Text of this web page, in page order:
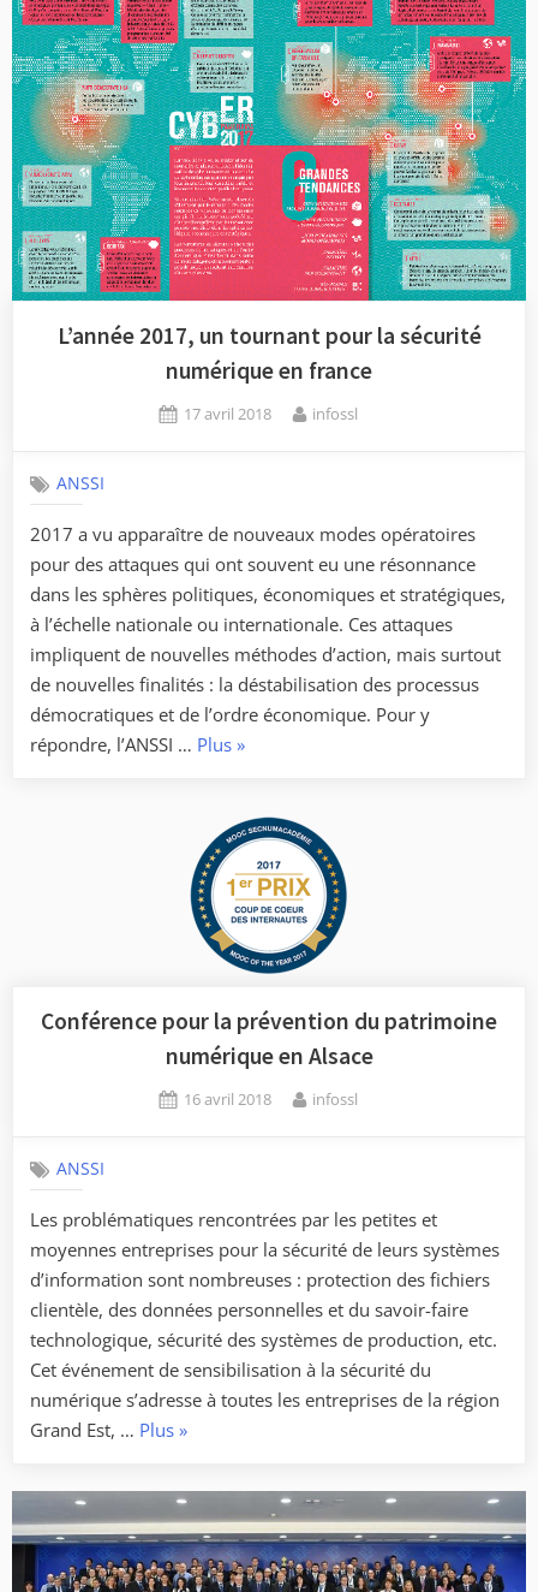
L’année 2017, un tournant pour la sécurité
numérique en france
Posted
17 avril 2018 By
infossl
ANSSI
2017 a vu apparaître de nouveaux modes opératoires
pour des attaques qui ont souvent eu une résonnance
dans les sphères politiques, économiques et stratégiques,
à l’échelle nationale ou internationale. Ces attaques
impliquent de nouvelles méthodes d’action, mais surtout
de nouvelles finalités : la déstabilisation des processus
démocratiques et de l’ordre économique. Pour y
répondre, l’ANSSI … Plus« L’année
tournant
pour
la
sécurité
numérique
france »
»
Conférence pour la prévention du patrimoine
numérique en Alsace
Posted
16 avril 2018 By
infossl
ANSSI
Les problématiques rencontrées par les petites et
moyennes entreprises pour la sécurité de leurs systèmes
d’information sont nombreuses : protection des fichiers
clientèle, des données personnelles et du savoir-faire
technologique, sécurité des systèmes de production, etc.
Cet événement de sensibilisation à la sécurité du
numérique s’adresse à toutes les entreprises de la région
Grand Est, … Plus« Conférence
la
prévention
du
patrimoine
»